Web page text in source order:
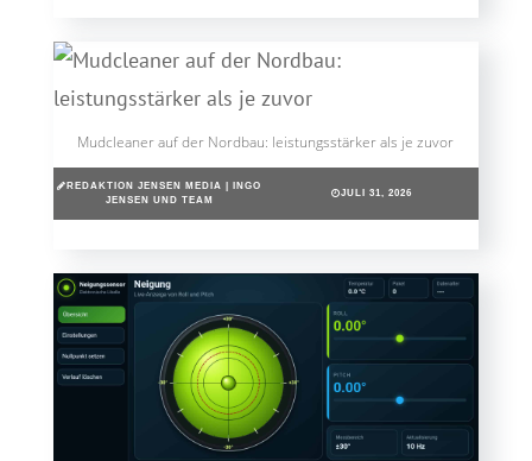
Mudcleaner auf der Nordbau: leistungsstärker als je zuvor
REDAKTION JENSEN MEDIA | INGO
JENSEN UND TEAM
JULI 31, 2026